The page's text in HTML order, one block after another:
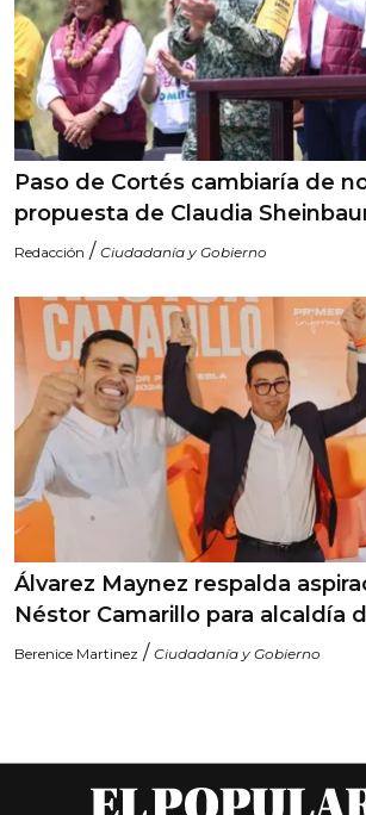
Paso de Cortés cambiaría de
propuesta de Claudia
Redacción / Ciudadanía y Gobierno
Álvarez Maynez respalda
Néstor Camarillo para alcaldía
Berenice Martinez / Ciudadanía y Gobierno